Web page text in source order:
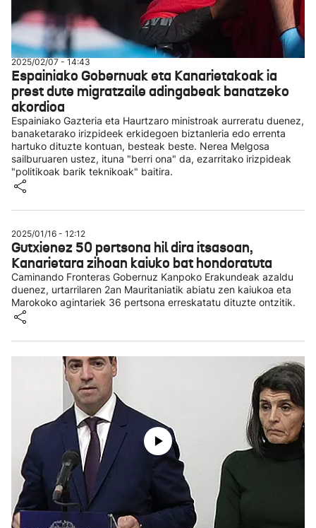
2025/02/07 - 14:43
Espainiako Gobernuak eta Kanarietakoak ia
prest dute migratzaile adingabeak banatzeko
akordioa
Espainiako Gazteria eta Haurtzaro ministroak aurreratu duenez,
banaketarako irizpideek erkidegoen biztanleria edo errenta
hartuko dituzte kontuan, besteak beste. Nerea Melgosa
sailburuaren ustez, ituna "berri ona" da, ezarritako irizpideak
"politikoak barik teknikoak" baitira.
2025/01/16 - 12:12
Gutxienez 50 pertsona hil dira itsasoan,
Kanarietara zihoan kaiuko bat hondoratuta
Caminando Fronteras Gobernuz Kanpoko Erakundeak azaldu
duenez, urtarrilaren 2an Mauritaniatik abiatu zen kaiukoa eta
Marokoko agintariek 36 pertsona erreskatatu dituzte ontzitik.